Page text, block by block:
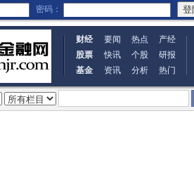
密码：
财经 要闻 热点
产经
股票
快讯 个股
研报
基金
资讯 分析 热门